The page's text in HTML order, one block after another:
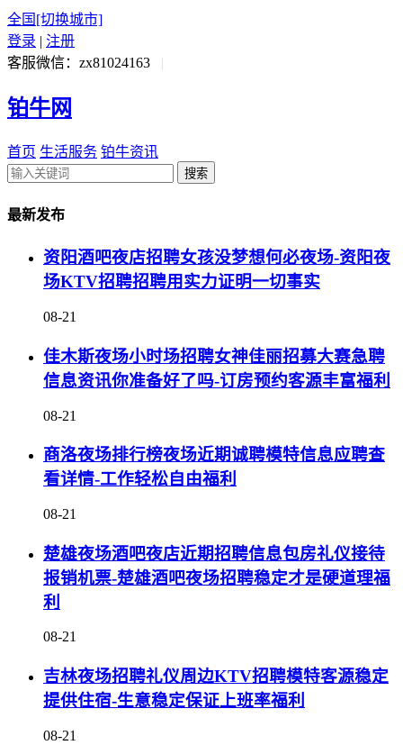
全国 [切换城市]
登录 | 注册
客服微信：zx81024163
|
铂牛网
首页 生活服务 铂牛资讯
搜索
最新发布
资阳酒吧夜店招聘女孩没梦想何必夜场-资阳夜
场KTV招聘招聘用实力证明一切事实
08-21
佳木斯夜场小时场招聘女神佳丽招募大赛急聘
信息资讯你准备好了吗-订房预约客源丰富福利
08-21
商洛夜场排行榜夜场近期诚聘模特信息应聘查
看详情-工作轻松自由福利
08-21
楚雄夜场酒吧夜店近期招聘信息包房礼仪接待
报销机票-楚雄酒吧夜场招聘稳定才是硬道理福
利
08-21
吉林夜场招聘礼仪周边KTV招聘模特客源稳定
提供住宿-生意稳定保证上班率福利
08-21